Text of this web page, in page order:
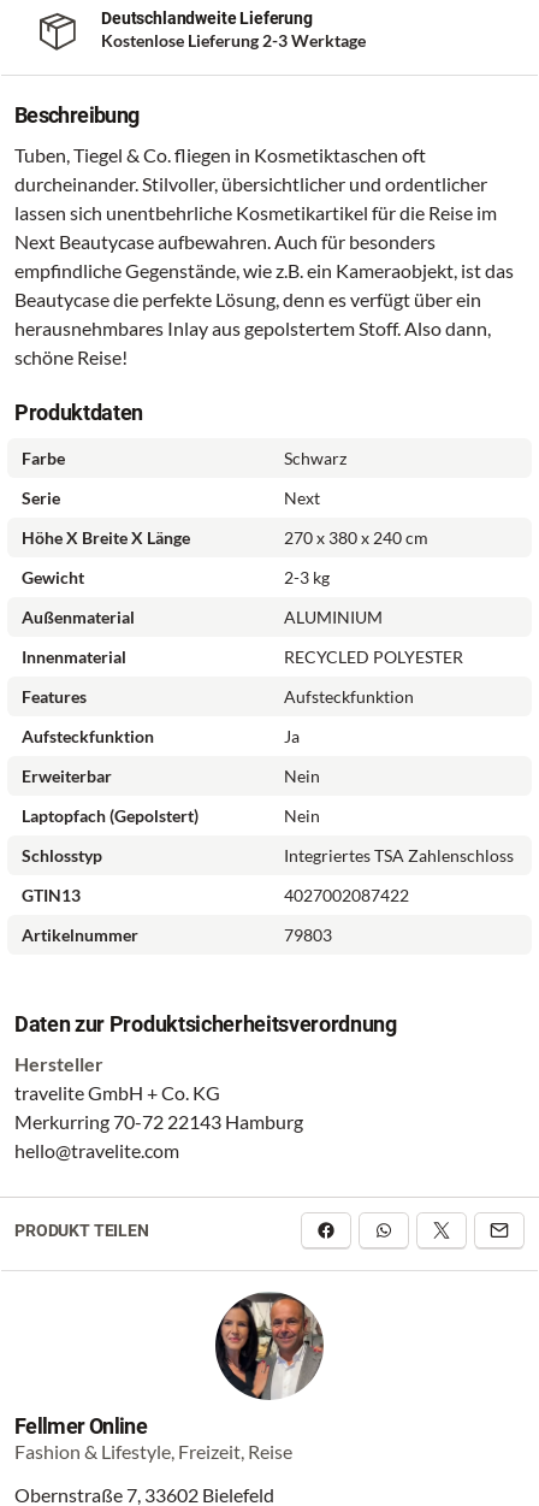
Deutschlandweite Lieferung
Kostenlose Lieferung 2-3 Werktage
Beschreibung
Tuben, Tiegel & Co. fliegen in Kosmetiktaschen oft
durcheinander. Stilvoller, übersichtlicher und ordentlicher
lassen sich unentbehrliche Kosmetikartikel für die Reise im
Next Beautycase aufbewahren. Auch für besonders
empfindliche Gegenstände, wie z.B. ein Kameraobjekt, ist das
Beautycase die perfekte Lösung, denn es verfügt über ein
herausnehmbares Inlay aus gepolstertem Stoff. Also dann,
schöne Reise!
Produktdaten
Farbe
Schwarz
Serie
Next
Höhe X Breite X Länge
270 x 380 x 240 cm
Gewicht
2-3 kg
Außenmaterial
ALUMINIUM
Innenmaterial
RECYCLED POLYESTER
Features
Aufsteckfunktion
Aufsteckfunktion
Ja
Erweiterbar
Nein
Laptopfach (gepolstert)
Nein
Schlosstyp
Integriertes TSA Zahlenschloss
GTIN13
4027002087422
Artikelnummer
79803
Daten zur Produktsicherheitsverordnung
Hersteller
travelite GmbH + Co. KG
Merkurring 70-72 22143 Hamburg
hello@travelite.com
PRODUKT TEILEN
Fellmer Online
Fashion & Lifestyle, Freizeit, Reise
Obernstraße 7, 33602 Bielefeld